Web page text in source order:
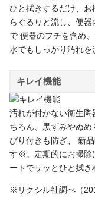
ひと拭きするだけ、
らぐるりと流し、便
で 便器のフチを含め
水でもしっかり汚れを
キレイ機能
汚れが付かない衛生
ちろん、黒ずみやぬめ
びり付きも防ぎ、 新
す※。定期的にお掃除
ートでサッとひと拭き
※リクシル社調べ（